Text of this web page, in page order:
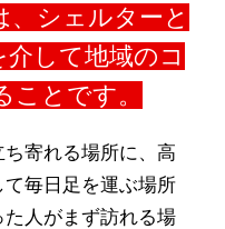
シェルターと
して地域のコ
とです。
寄れる場所に、高
毎日足を運ぶ場所
人がまず訪れる場